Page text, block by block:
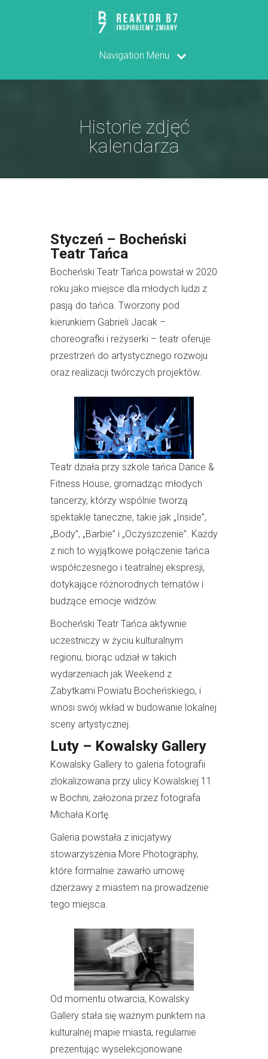
Navigation Menu
Historie zdjęć
kalendarza
Styczeń – Bocheński
Teatr Tańca
Bocheński Teatr Tańca powstał w 2020
roku jako miejsce dla młodych ludzi z
pasją do tańca. Tworzony pod
kierunkiem Gabrieli Jacak –
choreografki i reżyserki – teatr oferuje
przestrzeń do artystycznego rozwoju
oraz realizacji twórczych projektów.
Teatr działa przy szkole tańca Dance &
Fitness House, gromadząc młodych
tancerzy, którzy wspólnie tworzą
spektakle taneczne, takie jak „Inside”,
„Body”, „Barbie” i „Oczyszczenie”. Każdy
z nich to wyjątkowe połączenie tańca
współczesnego i teatralnej ekspresji,
dotykające różnorodnych tematów i
budzące emocje widzów.
Bocheński Teatr Tańca aktywnie
uczestniczy w życiu kulturalnym
regionu, biorąc udział w takich
wydarzeniach jak Weekend z
Zabytkami Powiatu Bocheńskiego, i
wnosi swój wkład w budowanie lokalnej
sceny artystycznej.
Luty – Kowalsky Gallery
Kowalsky Gallery to galeria fotografii
zlokalizowana przy ulicy Kowalskiej 11
w Bochni, założona przez fotografa
Michała Kortę.
Galeria powstała z inicjatywy
stowarzyszenia More Photography,
które formalnie zawarło umowę
dzierżawy z miastem na prowadzenie
tego miejsca.
Od momentu otwarcia, Kowalsky
Gallery stała się ważnym punktem na
kulturalnej mapie miasta, regularnie
prezentując wyselekcjonowane